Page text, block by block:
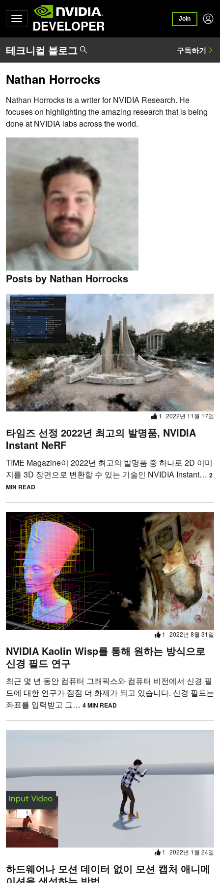
DEVELOPER Join
Nathan Horrocks
Nathan Horrocks is a writer for NVIDIA Research. He
focuses on highlighting the amazing research that is being
done at NVIDIA labs across the world.
Posts by Nathan Horrocks
1 2022년 11월 17일
타임즈 선정 2022년 최고의 발명품, NVIDIA
Instant NeRF
TIME Magazine이 2022년 최고의 발명품 중 하나로 2D 이미
지를 3D 장면으로 변환할 수 있는 기술인 NVIDIA Instant… 2
MIN READ
1 2022년 8월 31일
NVIDIA Kaolin Wisp를 통해 원하는 방식으로
신경 필드 연구
최근 몇 년 동안 컴퓨터 그래픽스와 컴퓨터 비전에서 신경 필
드에 대한 연구가 점점 더 화제가 되고 있습니다. 신경 필드는
좌표를 입력받고 그… 4 MIN READ
1 2022년 1월 24일
하드웨어나 모션 데이터 없이 모션 캡처 애니메